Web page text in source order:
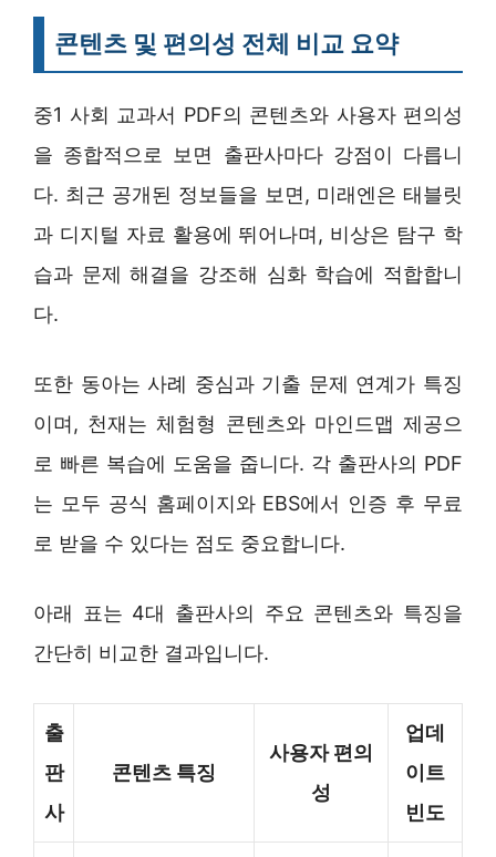
콘텐츠 및 편의성 전체 비교 요약
중1 사회 교과서 PDF의 콘텐츠와 사용자 편의성
을 종합적으로 보면 출판사마다 강점이 다릅니
다. 최근 공개된 정보들을 보면, 미래엔은 태블릿
과 디지털 자료 활용에 뛰어나며, 비상은 탐구 학
습과 문제 해결을 강조해 심화 학습에 적합합니
다.
또한 동아는 사례 중심과 기출 문제 연계가 특징
이며, 천재는 체험형 콘텐츠와 마인드맵 제공으
로 빠른 복습에 도움을 줍니다. 각 출판사의 PDF
는 모두 공식 홈페이지와 EBS에서 인증 후 무료
로 받을 수 있다는 점도 중요합니다.
아래 표는 4대 출판사의 주요 콘텐츠와 특징을
간단히 비교한 결과입니다.
출
판
사
콘텐츠 특징
사용자 편의
성
업데
이트
빈도